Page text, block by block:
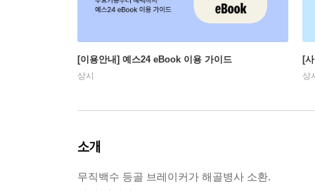
[이용안내] 예스24 eBook 이용 가이드
상시
[
상
소개
무직백수 등골 브레이커가 해골병사 소환.